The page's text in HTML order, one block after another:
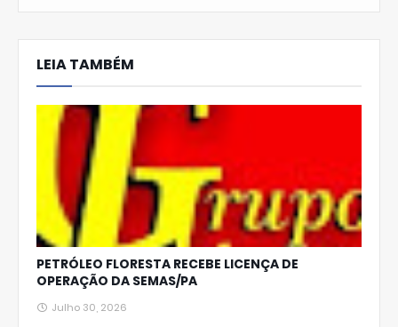
hats
Ap
LEIA TAMBÉM
PETRÓLEO FLORESTA RECEBE LICENÇA DE
OPERAÇÃO DA SEMAS/PA
Julho 30, 2026